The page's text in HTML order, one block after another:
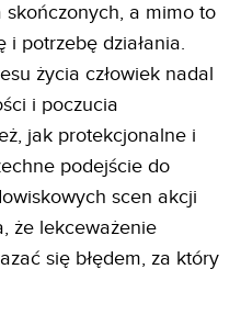
a mimo to
potrzebę działania.
życia człowiek nadal
i poczucia
jak protekcjonalne i
podejście do
scen akcji
że lekceważenie
się błędem, za który